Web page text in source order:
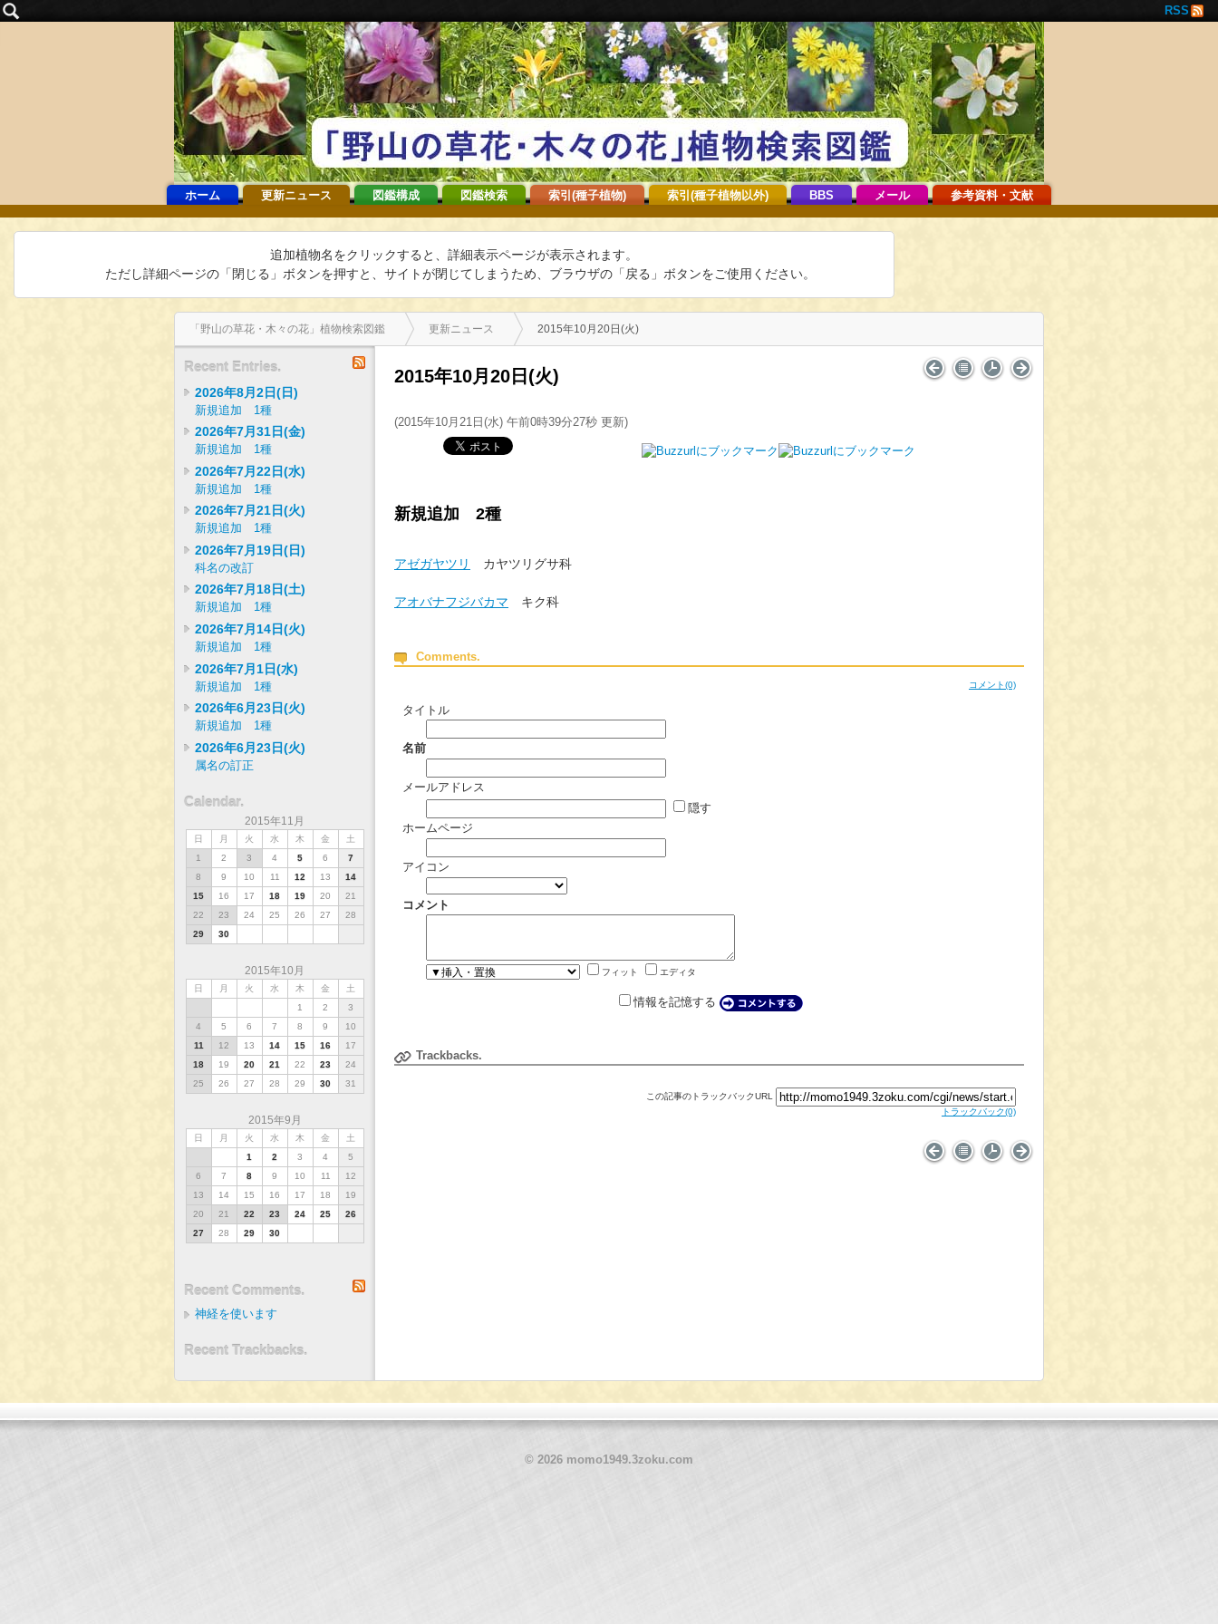
RSS
ホーム 更新ニュース 図鑑構成 図鑑検索 索引(種子植物) 索引(種子植物以外) BBS メール 参考資料・文献
追加植物名をクリックすると、詳細表示ページが表示されます。
ただし詳細ページの「閉じる」ボタンを押すと、サイトが閉じてしまうため、ブラウザの「戻る」ボタンをご使用ください。
「野山の草花・木々の花」植物検索図鑑 更新ニュース 2015年10月20日(火)
2015年10月20日(火)
(2015年10月21日(水) 午前0時39分27秒 更新)
新規追加 2種
アゼガヤツリ カヤツリグサ科
アオバナフジバカマ キク科
Comments.
コメント(0)
タイトル
名前
メールアドレス
隠す
ホームページ
アイコン
コメント
フィット エディタ
情報を記憶する
Trackbacks.
この記事のトラックバックURL
トラックバック(0)
Recent Entries.
2026年8月2日(日)
新規追加 1種
2026年7月31日(金)
新規追加 1種
2026年7月22日(水)
新規追加 1種
2026年7月21日(火)
新規追加 1種
2026年7月19日(日)
科名の改訂
2026年7月18日(土)
新規追加 1種
2026年7月14日(火)
新規追加 1種
2026年7月1日(水)
新規追加 1種
2026年6月23日(火)
新規追加 1種
2026年6月23日(火)
属名の訂正
Calendar.
2015年11月
日 月 火 水 木 金
土
1
2 3 4 5 6
7
8
9 10 11 12 13
14
15
16 17 18 19 20
21
22
23 24 25 26 27
28
29
30
2015年10月
日 月 火 水 木 金
土
1
2
3
4
5 6 7 8 9
10
11
12 13 14 15 16
17
18
19 20 21 22 23
24
25
26 27 28 29 30 31
2015年9月
日 月 火 水 木 金
土
1
2 3 4
5
6
7 8 9 10 11
12
13
14 15 16 17 18
19
20
21 22 23 24 25
26
27
28 29 30
Recent Comments.
神経を使います
Recent Trackbacks.
© 2026 momo1949.3zoku.com